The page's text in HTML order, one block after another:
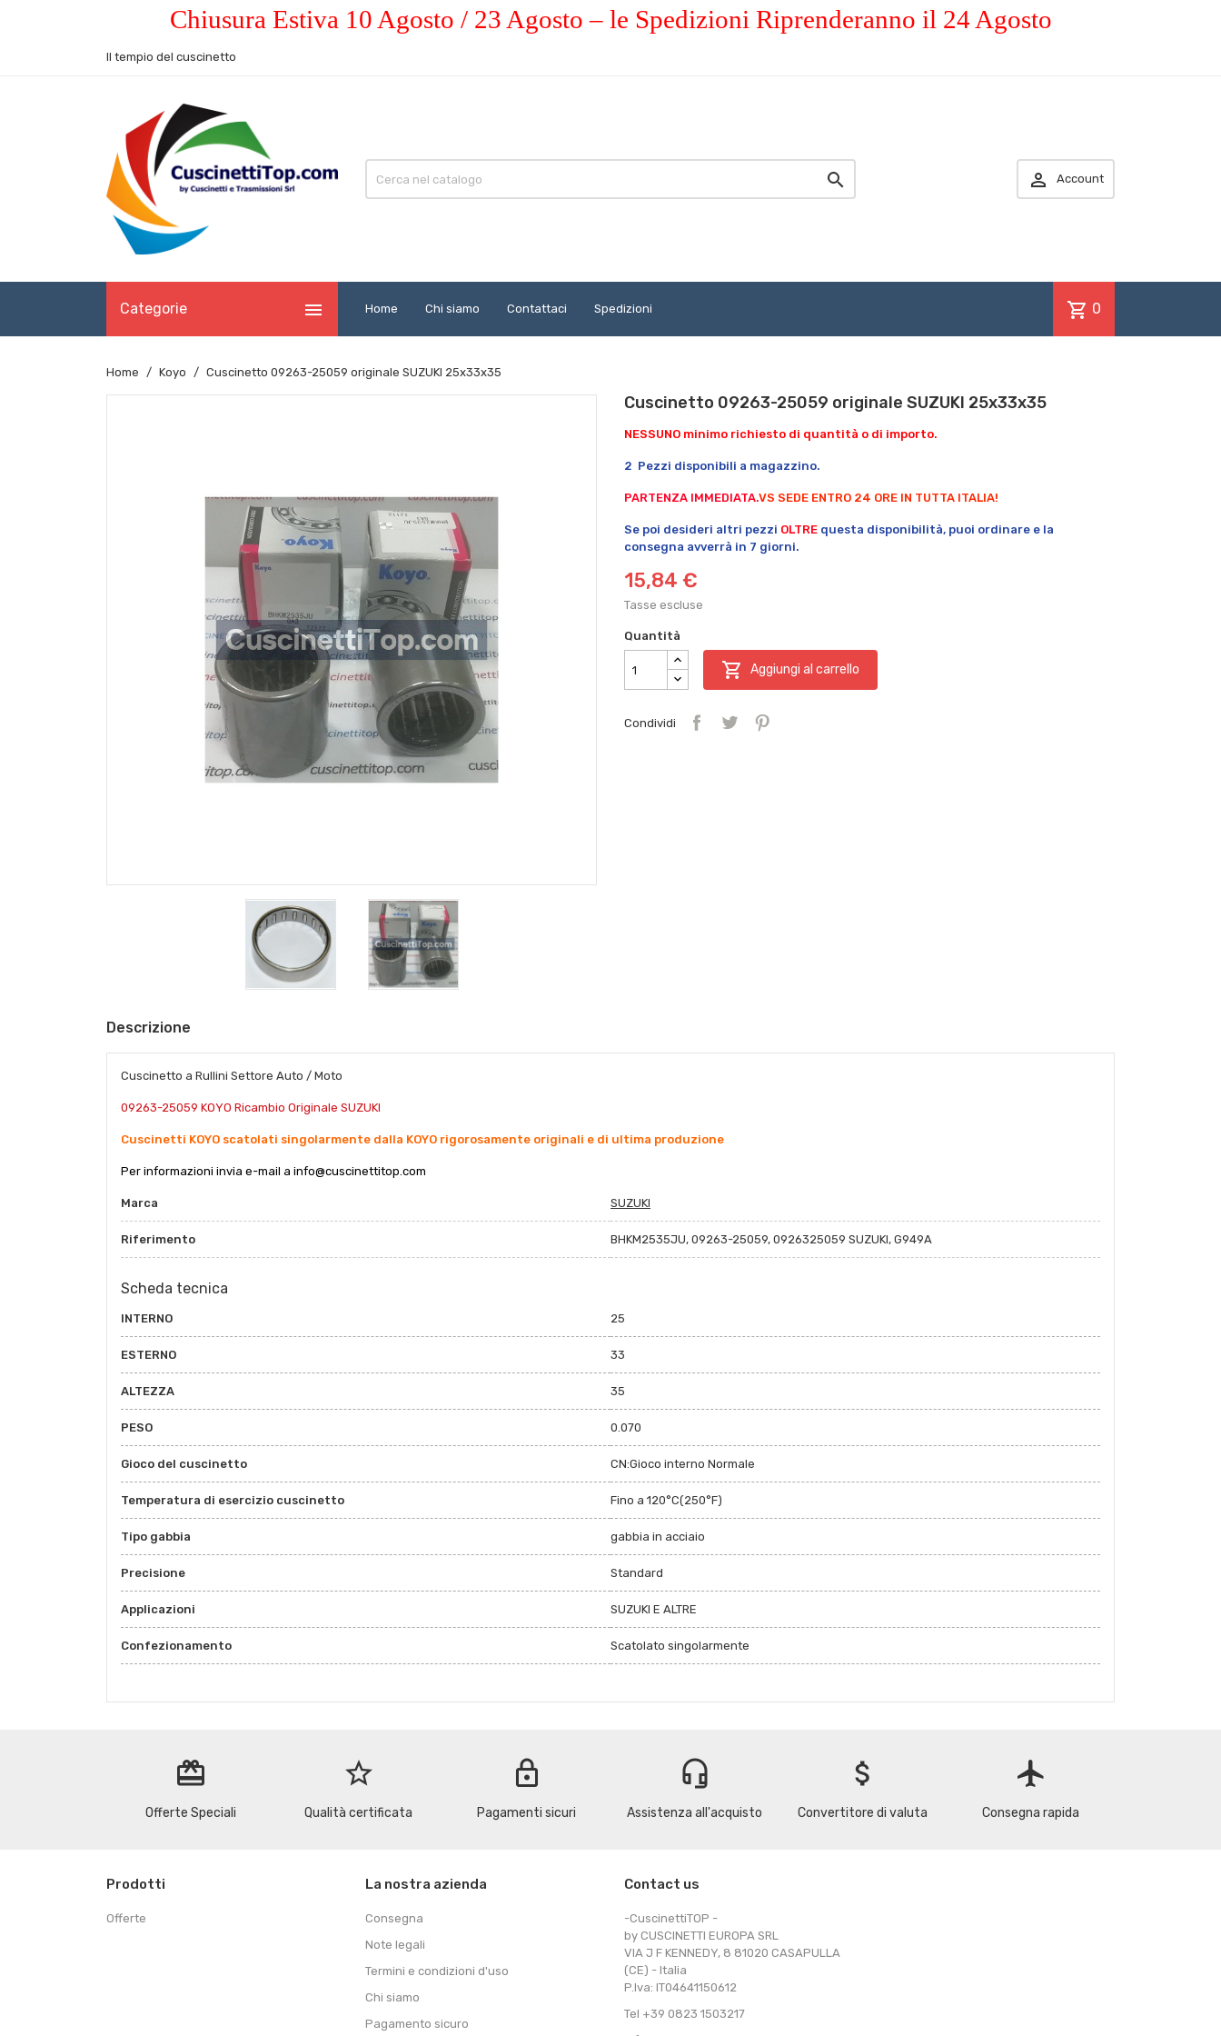
Chiusura Estiva 10 Agosto / 23 Agosto – le Spedizioni Riprenderanno il 24 Agosto
Il tempio del cuscinetto
  Account
Categorie  Home Chi siamo Contattaci Spedizioni shopping_cart 0
Home Koyo Cuscinetto 09263-25059 originale SUZUKI 25x33x35
Cuscinetto 09263-25059 originale SUZUKI 25x33x35
NESSUNO minimo richiesto di quantità o di importo.
2 Pezzi disponibili a magazzino.
PARTENZA IMMEDIATA.VS SEDE ENTRO 24 ORE IN TUTTA ITALIA!
Se poi desideri altri pezzi OLTRE questa disponibilità, puoi ordinare e la
consegna avverrà in 7 giorni.
15,84 €
Tasse escluse
Quantità
 Aggiungi al carrello
Condividi
Descrizione
Cuscinetto a Rullini Settore Auto / Moto
09263-25059 KOYO Ricambio Originale SUZUKI
Cuscinetti KOYO scatolati singolarmente dalla KOYO rigorosamente originali e di ultima produzione
Per informazioni invia e-mail a info@cuscinettitop.com
Marca SUZUKI
Riferimento BHKM2535JU, 09263-25059, 0926325059 SUZUKI, G949A
Scheda tecnica
INTERNO 25
ESTERNO 33
ALTEZZA 35
PESO 0.070
Gioco del cuscinetto CN:Gioco interno Normale
Temperatura di esercizio cuscinetto Fino a 120°C(250°F)
Tipo gabbia gabbia in acciaio
Precisione Standard
Applicazioni SUZUKI E ALTRE
Confezionamento Scatolato singolarmente
redeem
Offerte Speciali
star_border
Qualità certificata
lock
Pagamenti sicuri
headset_mic
Assistenza all'acquisto
attach_money
Convertitore di valuta
flight
Consegna rapida
Prodotti
Offerte
La nostra azienda
Consegna
Note legali
Termini e condizioni d'uso
Chi siamo
Pagamento sicuro
Contact us
-CuscinettiTOP -
by CUSCINETTI EUROPA SRL
VIA J F KENNEDY, 8 81020 CASAPULLA
(CE) - Italia
P.Iva: IT04641150612
Tel +39 0823 1503217